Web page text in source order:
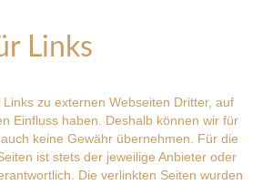
Links
zu externen Webseiten Dritter, auf
Einfluss haben. Deshalb können wir für
keine Gewähr übernehmen. Für die
ist stets der jeweilige Anbieter oder
Die verlinkten Seiten wurden